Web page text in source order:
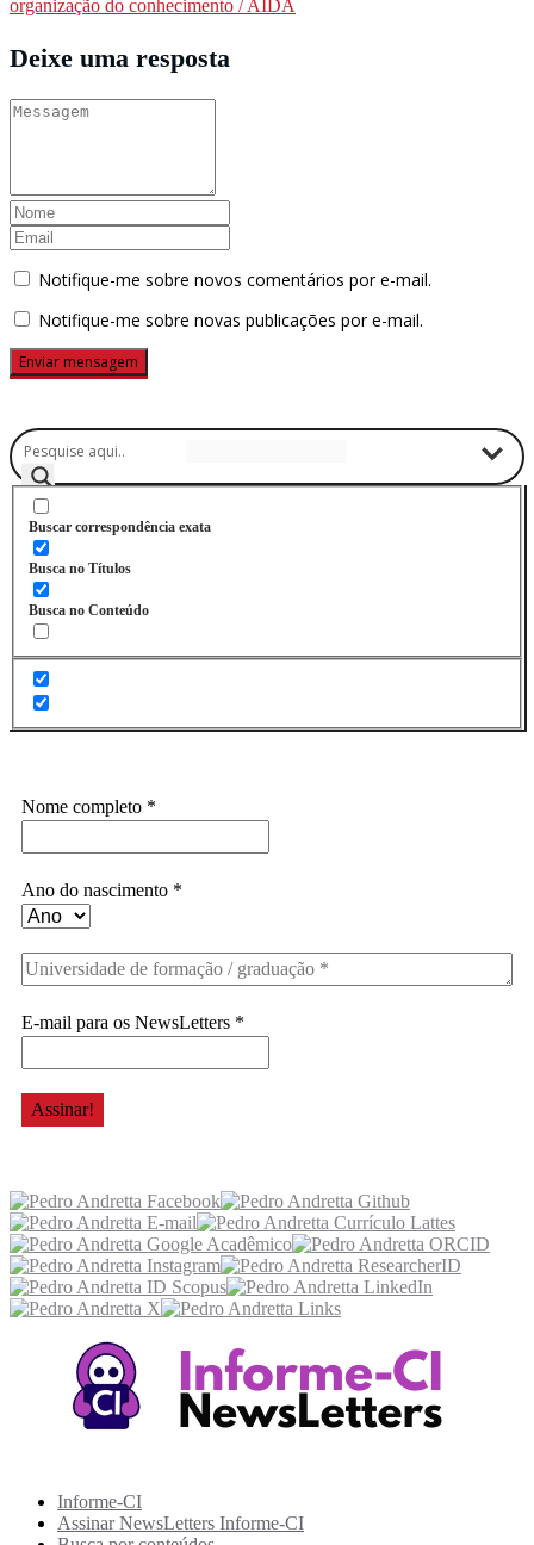
Post
organização do conhecimento / AIDA
Deixe uma resposta
Notifique-me sobre novos comentários por e-mail.
Notifique-me sobre novas publicações por e-mail.
Buscar correspondência exata
Busca no Títulos
Busca no Conteúdo
Nome completo *
Ano do nascimento *
E-mail para os NewsLetters *
Informe-CI
Assinar NewsLetters Informe-CI